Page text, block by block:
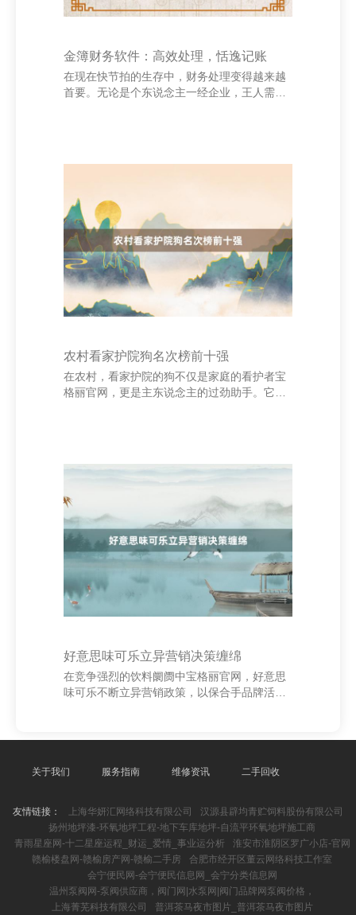
金簿财务软件：高效处理，恬逸记账
在现在快节拍的生存中，财务处理变得越来越
首要。无论是个东说念主一经企业，王人需要
雅，用户无需复杂的学习即可快速上手。无论
你是记账生人一经有造就的财务东说念主员，
王人能在短时间内掌执其中枢功能。通过手机
或电脑，用户不错遍地随时记载每一笔收入和
支拨，系统自
农村看家护院狗名次榜前十强
在农村，看家护院的狗不仅是家庭的看护者宝
格丽官网，更是主东说念主的过劲助手。它们
高，是农村最常见、最可靠的看门狗。 第二
著称，稳健需要高强度防御的家庭。 第三名：
藏獒 体型广阔、威猛凶悍，是高原地区农户的
首选。 第四名：德国牧羊犬 明智、由衷、考验
性强，世俗用于劝诫和护卫。 第五名：狼青犬
好意思味可乐立异营销决策缠绵
在竞争强烈的饮料阛阓中宝格丽官网，好意思
味可乐不断立异营销政策，以保合手品牌活力
身”看成，耗尽者可通过手机APP选拔我方可爱
性和搪塞共享价值。其次，连合AR工夫，打造
诬捏告白，增强品牌互动感。 深圳养花网_花
卉网_养花知识_花卉图片大全_花卉图片及名
称大全 此外，开展线上线下联动的“好意思味
可乐挑战赛”，饱读舞用户创作创意视频并
关于我们 服务指南 维修资讯 二手回收
友情链接： 上海华妍汇网络科技有限公司
汉源县辟均青贮饲料股份有限公司
扬州地坪漆-环氧地坪工程-地下车库地坪-自流平环氧地坪施工商
青雨星座网-十二星座运程_财运_爱情_事业运分析
淮安市淮阴区罗广小店-官网
赣榆楼盘网-赣榆房产网-赣榆二手房
合肥市经开区董云网络科技工作室
会宁便民网-会宁便民信息网_会宁分类信息网
温州泵阀网-泵阀供应商，阀门网|水泵网|阀门品牌网泵阀价格，
上海菁芜科技有限公司
普洱茶马夜市图片_普洱茶马夜市图片